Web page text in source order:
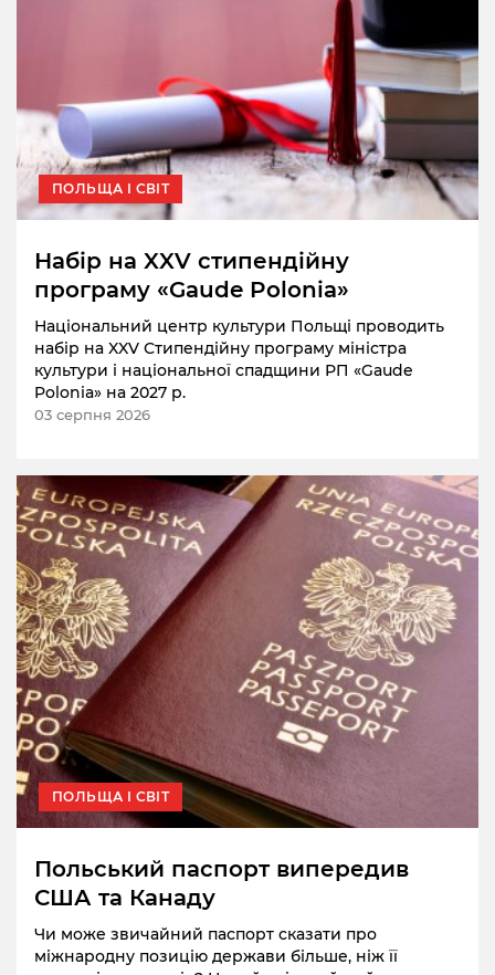
ПОЛЬЩА І СВІТ
Набір на XXV стипендійну
програму «Gaude Polonia»
Національний центр культури Польщі проводить
набір на XXV Стипендійну програму міністра
культури і національної спадщини РП «Gaude
Polonia» на 2027 р.
03 серпня 2026
ПОЛЬЩА І СВІТ
Польський паспорт випередив
США та Канаду
Чи може звичайний паспорт сказати про
міжнародну позицію держави більше, ніж її